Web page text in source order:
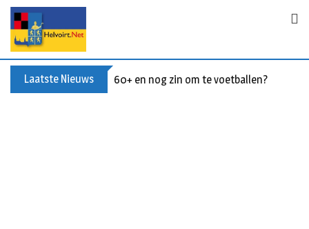
Laatste Nieuws 60+ en nog zin om te voetballen? Kom